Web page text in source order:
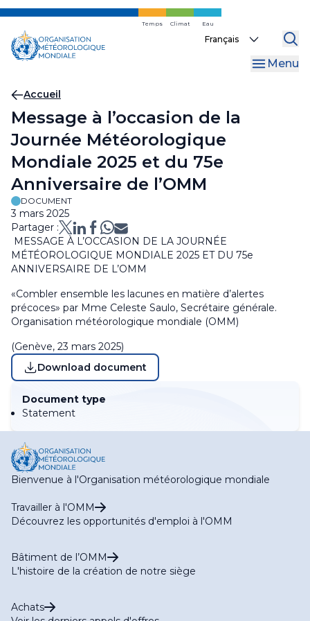
Skip
main
content
Temps Climat Eau
Select
Menu
Fil
d'Ariane
Accueil
Message à l’occasion de la
Journée Météorologique
Mondiale 2025 et du 75e
Anniversaire de l’OMM
DOCUMENT
3 mars 2025
Partager :
MESSAGE À L’OCCASION DE LA JOURNÉE
MÉTÉOROLOGIQUE MONDIALE 2025 ET DU 75e
ANNIVERSAIRE DE L’OMM
«Combler ensemble les lacunes en matière d’alertes
précoces» par Mme Celeste Saulo, Secrétaire générale.
Organisation météorologique mondiale (OMM)
(Genève, 23 mars 2025)
Download document
Document type
Statement
Bienvenue à l'Organisation météorologique mondiale
Travailler à l'OMM
Découvrez les opportunités d'emploi à l'OMM
Bâtiment de l’OMM
L'histoire de la création de notre siège
Achats